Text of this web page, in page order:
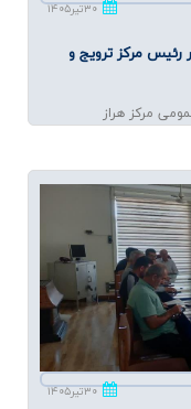
۳۰تیر۱۴۰۵
رئیس مركز ترویج و
مرکز هراز
۳۰تیر۱۴۰۵